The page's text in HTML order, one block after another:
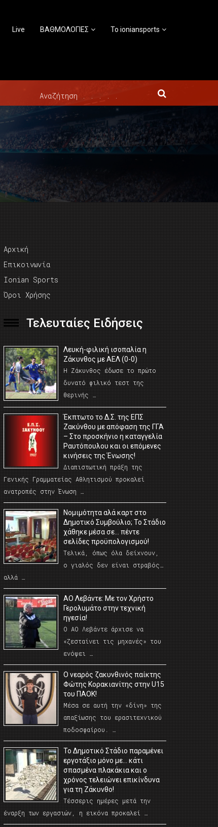
Live ΒΑΘΜΟΛΟΓΙΕΣ Το ioniansports
Αρχική
Επικοινωνία
Ionian Sports
Όροι Χρήσης
Τελευταίες Ειδήσεις
Λευκή-φιλική ισοπαλία η
Ζάκυνθος με ΑΕΛ (0-0)
Η Ζάκυνθος έδωσε το πρώτο
δυνατό φιλικό τεστ της
θερινής …
Έκπτωτο το Δ.Σ. της ΕΠΣ
Ζακύνθου με απόφαση της ΓΓΑ
– Στο προσκήνιο η καταγγελία
Ραυτόπουλου και οι επόμενες
κινήσεις της Ένωσης!
Διαπιστωτική πράξη της
Γενικής Γραμματείας Αθλητισμού προκαλεί
ανατροπές στην Ένωση …
Νομιμότητα αλά καρτ στο
Δημοτικό Συμβούλιο; Το Στάδιο
χάθηκε μέσα σε… πέντε
σελίδες προϋπολογισμού!
Τελικά, όπως όλα δείχνουν,
ο γιαλός δεν είναι στραβός…
αλλά …
ΑΟ Λεβάντε: Με τον Χρήστο
Γερολυμάτο στην τεχνική
ηγεσία!
Ο ΑΟ Λεβάντε άρχισε να
«ζεσταίνει τις μηχανές» του
ενόψει …
O νεαρός ζακυνθινός παίκτης
Φώτης Κορακιανίτης στην U15
του ΠΑΟΚ!
Μέσα σε αυτή την «δίνη» της
απαξίωσης του ερασιτεχνικού
ποδοσφαίρου. …
Το Δημοτικό Στάδιο παραμένει
εργοτάξιο μόνο με… κάτι
σπασμένα πλακάκια και ο
χρόνος τελειώνει επικίνδυνα
για τη Ζάκυνθο!
Τέσσερις ημέρες μετά την
έναρξη των εργασιών, η εικόνα προκαλεί …